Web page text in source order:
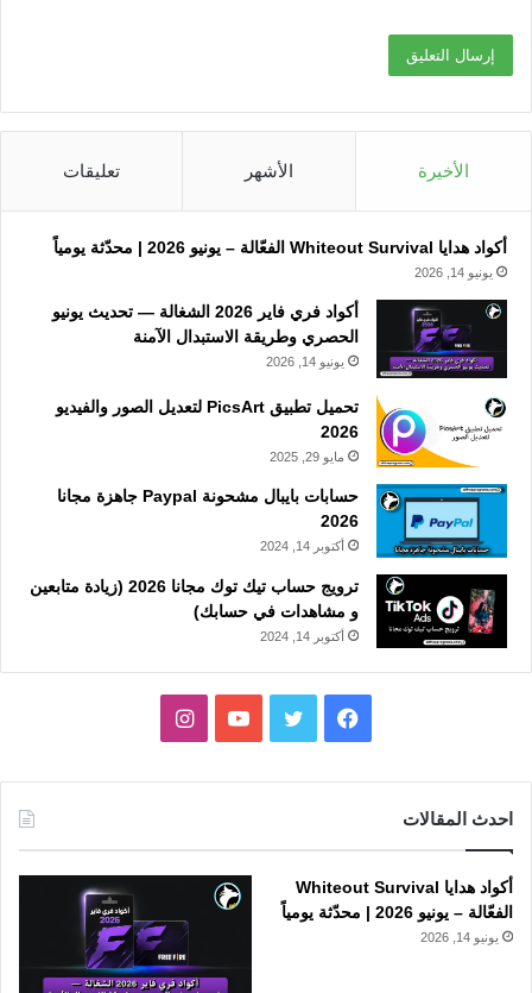
الأخيرة الأشهر تعليقات
أكواد هدايا Whiteout Survival الفعّالة – يونيو 2026 | محدّثة يومياً
يونيو 14, 2026
أكواد فري فاير 2026 الشغالة — تحديث يونيو
الحصري وطريقة الاستبدال الآمنة
يونيو 14, 2026
تحميل تطبيق PicsArt لتعديل الصور والفيديو
2026
مايو 29, 2025
حسابات بايبال مشحونة Paypal جاهزة مجانا
2026
أكتوبر 14, 2024
ترويج حساب تيك توك مجانا 2026 (زيادة متابعين
و مشاهدات في حسابك)
أكتوبر 14, 2024
فيسبوك تويتر يوتيوبانستقرام
احدث المقالات
أكواد هدايا Whiteout Survival
الفعّالة – يونيو 2026 | محدّثة يومياً
يونيو 14, 2026